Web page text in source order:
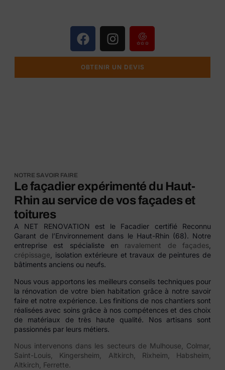
OBTENIR UN DEVIS
NOTRE SAVOIR FAIRE
Le façadier expérimenté du Haut-
Rhin au service de vos façades et
toitures
A NET RENOVATION est le Facadier certifié Reconnu
Garant de l’Environnement dans le Haut-Rhin (68). Notre
entreprise est spécialiste en ravalement de façades
crépissage , isolation extérieure et travaux de peintures de
bâtiments anciens ou neufs.
Nous vous apportons les meilleurs conseils techniques pour
la rénovation de votre bien habitation grâce à notre savoir
faire et notre expérience. Les finitions de nos chantiers sont
réalisées avec soins grâce à nos compétences et des choix
de matériaux de très haute qualité. Nos artisans sont
passionnés par leurs métiers.
Nous intervenons dans les secteurs de Mulhouse, Colmar,
Saint-Louis, Kingersheim, Altkirch, Rixheim, Habsheim,
Altkirch, Ferrette.